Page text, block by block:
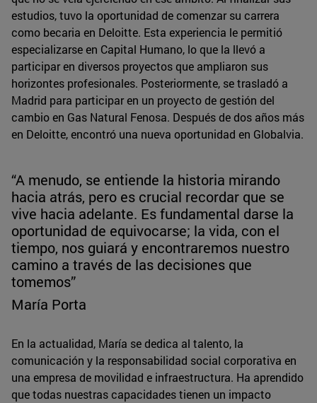
estudios, tuvo la oportunidad de comenzar su carrera
como becaria en Deloitte. Esta experiencia le permitió
especializarse en Capital Humano, lo que la llevó a
participar en diversos proyectos que ampliaron sus
horizontes profesionales. Posteriormente, se trasladó a
Madrid para participar en un proyecto de gestión del
cambio en Gas Natural Fenosa. Después de dos años más
en Deloitte, encontró una nueva oportunidad en Globalvia.
“A menudo, se entiende la historia mirando
hacia atrás, pero es crucial recordar que se
vive hacia adelante. Es fundamental darse la
oportunidad de equivocarse; la vida, con el
tiempo, nos guiará y encontraremos nuestro
camino a través de las decisiones que
tomemos”
María Porta
En la actualidad, María se dedica al talento, la
comunicación y la responsabilidad social corporativa en
una empresa de movilidad e infraestructura. Ha aprendido
que todas nuestras capacidades tienen un impacto